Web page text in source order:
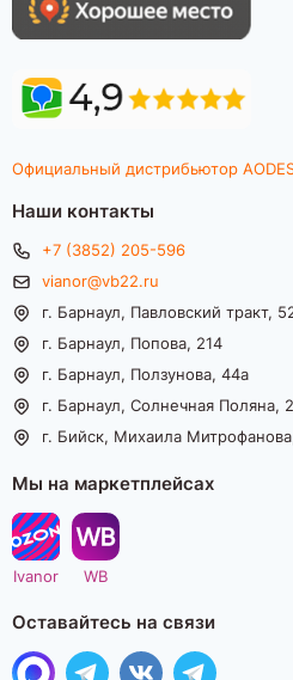
Официальный дистрибьютор
Наши контакты
+7 (3852) 205-596
vianor@vb22.ru
г. Барнаул, Павловский тракт,
г. Барнаул, Попова, 214
г. Барнаул, Ползунова, 44а
г. Барнаул, Солнечная Поляна,
г. Бийск, Михаила
Мы на маркетплейсах
Ivanor WB
Оставайтесь на связи